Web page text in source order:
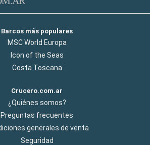
Barcos más populares
MSC World Europa
Icon of the Seas
Costa Toscana
Crucero.com.ar
¿Quiénes somos?
Preguntas frecuentes
generales de venta
Seguridad